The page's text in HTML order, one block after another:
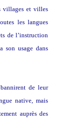
villages et villes
les langues
de l’instruction
son usage dans
de leur
native, mais
auprès des